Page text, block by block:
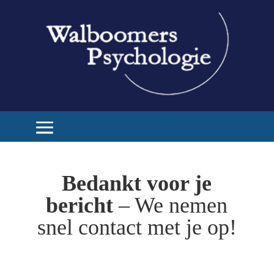
Bedankt voor je
bericht – We nemen
snel contact met je op!